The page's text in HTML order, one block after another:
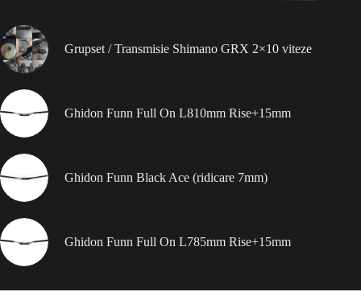
Grupset / Transmisie Shimano GRX 2×10 viteze
Ghidon Funn Full On L810mm Rise+15mm
Ghidon Funn Black Ace (ridicare 7mm)
Ghidon Funn Full On L785mm Rise+15mm